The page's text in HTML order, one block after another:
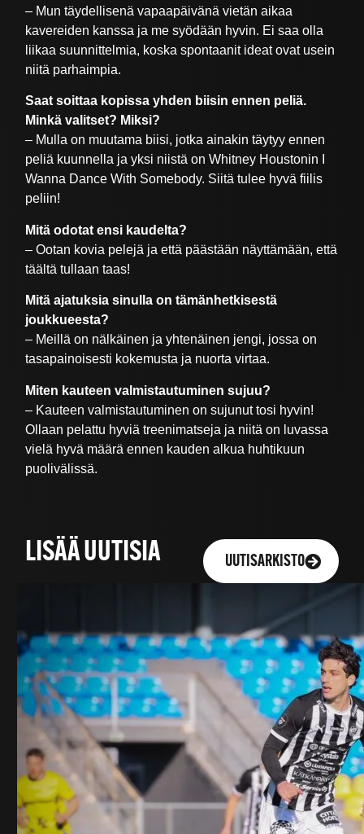
– Mun täydellisenä vapaapäivänä vietän aikaa
kavereiden kanssa ja me syödään hyvin. Ei saa olla
liikaa suunnittelmia, koska spontaanit ideat ovat usein
niitä parhaimpia.
Saat soittaa kopissa yhden biisin ennen peliä.
Minkä valitset? Miksi?
– Mulla on muutama biisi, jotka ainakin täytyy ennen
peliä kuunnella ja yksi niistä on Whitney Houstonin I
Wanna Dance With Somebody. Siitä tulee hyvä fiilis
peliin!
Mitä odotat ensi kaudelta?
– Ootan kovia pelejä ja että päästään näyttämään, että
täältä tullaan taas!
Mitä ajatuksia sinulla on tämänhetkisestä
joukkueesta?
– Meillä on nälkäinen ja yhtenäinen jengi, jossa on
tasapainoisesti kokemusta ja nuorta virtaa.
Miten kauteen valmistautuminen sujuu?
– Kauteen valmistautuminen on sujunut tosi hyvin!
Ollaan pelattu hyviä treenimatseja ja niitä on luvassa
vielä hyvä määrä ennen kauden alkua huhtikuun
puolivälissä.
LISÄÄ UUTISIA UUTISARKISTO